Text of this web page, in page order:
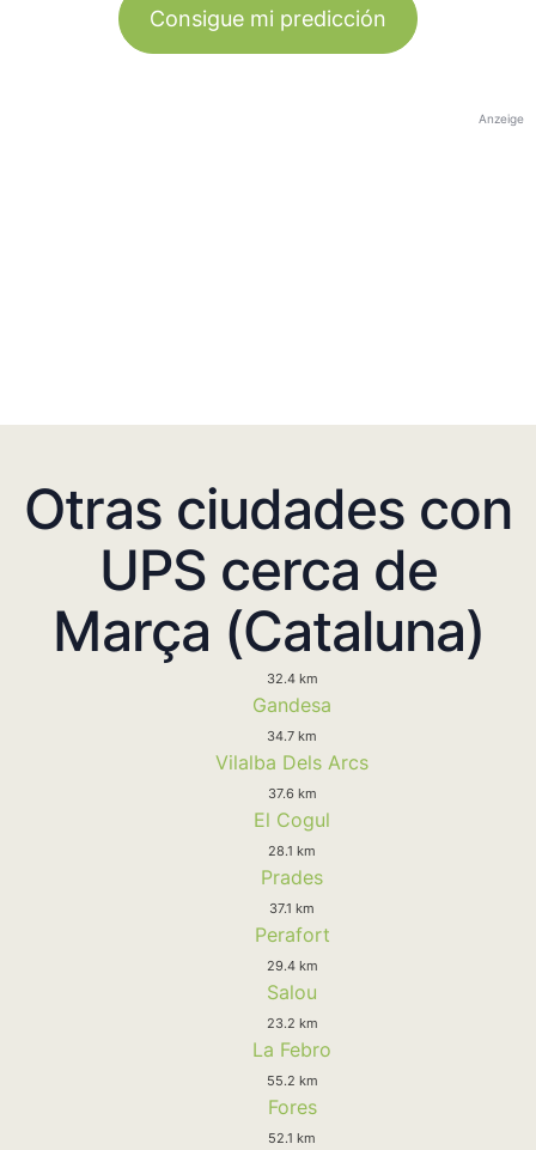
Consigue mi predicción
Anzeige
Otras ciudades con
UPS cerca de
Marça (Cataluna)
32.4 km
Gandesa
34.7 km
Vilalba Dels Arcs
37.6 km
El Cogul
28.1 km
Prades
37.1 km
Perafort
29.4 km
Salou
23.2 km
La Febro
55.2 km
Fores
52.1 km